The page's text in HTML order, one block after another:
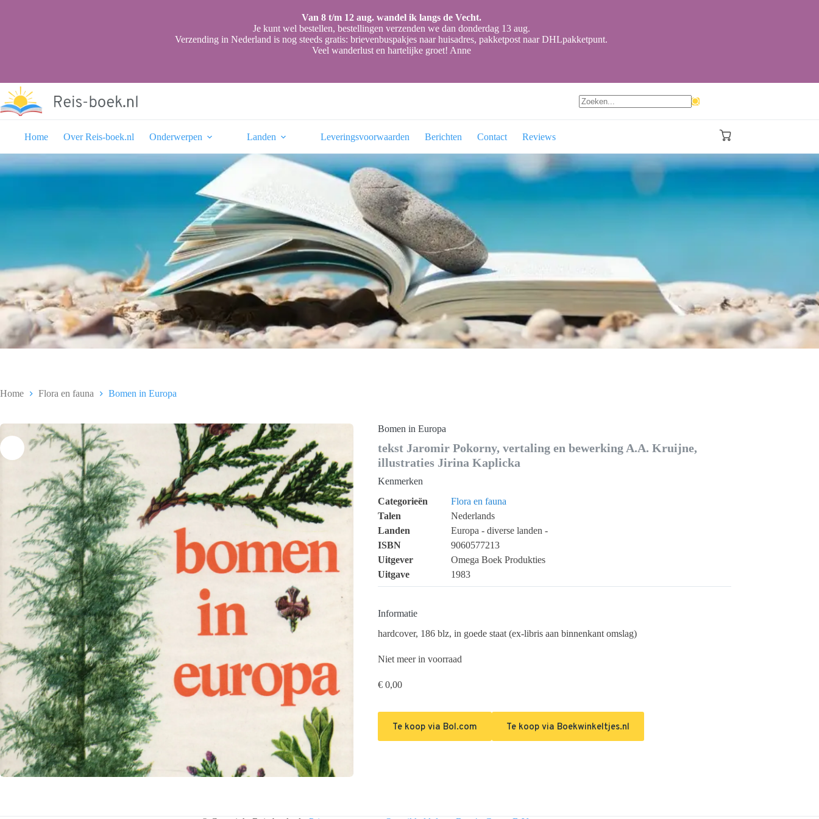
Van 8 t/m 12 aug. wandel ik langs de Vecht.
Je kunt wel bestellen, bestellingen verzenden we dan donderdag 13 aug.
Verzending in Nederland is nog steeds gratis: brievenbuspakjes naar huisadres, pakketpost naar DHLpakketpunt.
Veel wanderlust en hartelijke groet! Anne
Home
Over Reis-boek.nl Onderwerpen Landen Leveringsvoorwaarden Berichten Contact Reviews Winkelwagen
Home Flora en fauna Bomen in Europa
Bomen in Europa
tekst Jaromir Pokorny, vertaling en bewerking A.A. Kruijne,
illustraties Jirina Kaplicka
Kenmerken
Categorieën
Flora en fauna
Talen
Nederlands
Landen
Europa - diverse landen -
ISBN
9060577213
Uitgever
Omega Boek Produkties
Uitgave
1983
Informatie
hardcover, 186 blz, in goede staat (ex-libris aan binnenkant omslag)
Niet meer in voorraad
€ 0,00
Te koop via Bol.com Te koop via Boekwinkeltjes.nl